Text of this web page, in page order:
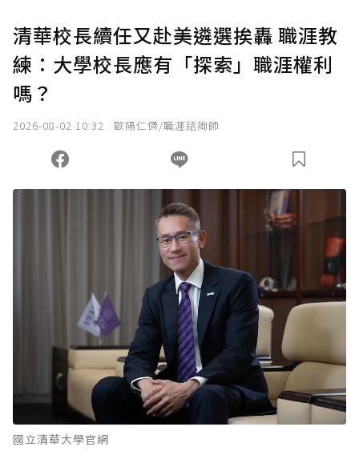
清華校長續任又赴美遴選挨轟 職涯教
練：大學校長應有「探索」職涯權利
嗎？
2026-08-02 10:32 歐陽仁傑/職涯諮詢師
國立清華大學官網